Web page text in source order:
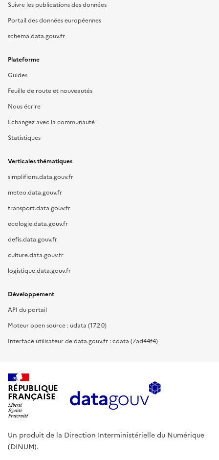
Suivre les publications des données
Portail des données européennes
schema.data.gouv.fr
Plateforme
Guides
Feuille de route et nouveautés
Nous écrire
Échangez avec la communauté
Statistiques
Verticales thématiques
simplifions.data.gouv.fr
meteo.data.gouv.fr
transport.data.gouv.fr
ecologie.data.gouv.fr
defis.data.gouv.fr
culture.data.gouv.fr
logistique.data.gouv.fr
Développement
API du portail
Moteur open source : udata (17.2.0)
Interface utilisateur de data.gouv.fr : cdata (7ad44f4)
RÉPUBLIQUE
FRANÇAISE
Un produit de la Direction Interministérielle du Numérique
(DINUM).